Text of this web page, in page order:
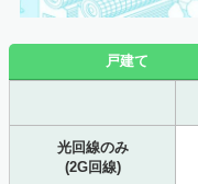
戸建て
光回線のみ
(2G回線)